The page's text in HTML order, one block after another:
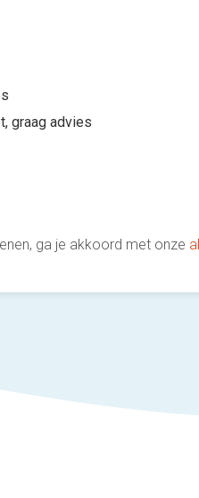
graag advies
ga je akkoord met onze